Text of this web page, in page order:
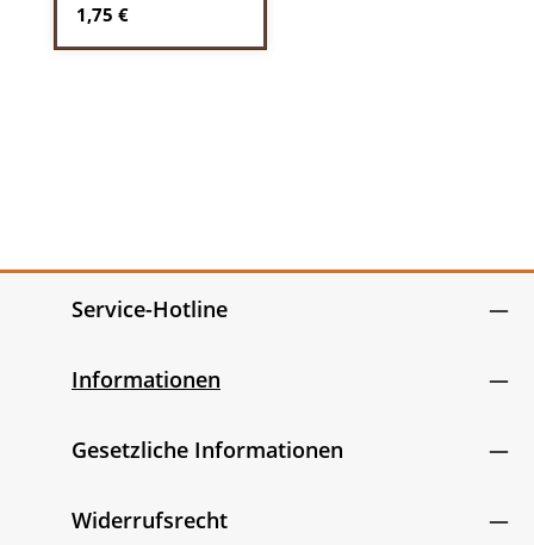
Regulärer Preis:
1,75 €
Service-Hotline
Informationen
Gesetzliche Informationen
Widerrufsrecht